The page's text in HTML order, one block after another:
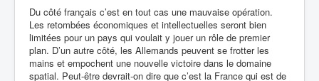
Du côté français c’est en tout cas une mauvaise opération.
Les retombées économiques et intellectuelles seront bien
limitées pour un pays qui voulait y jouer un rôle de premier
plan. D’un autre côté, les Allemands peuvent se frotter les
mains et empochent une nouvelle victoire dans le domaine
spatial. Peut-être devrait-on dire que c’est la France qui est de